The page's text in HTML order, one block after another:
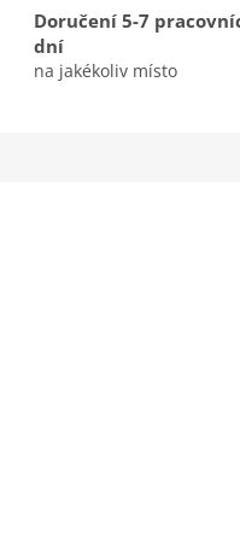
Doručení 5-7
dní
na jakékoliv místo